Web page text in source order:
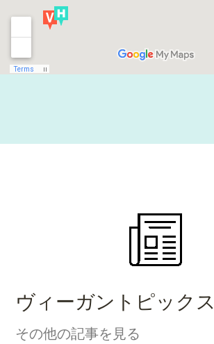
ヴィーガントピックス
その他の記事を見る